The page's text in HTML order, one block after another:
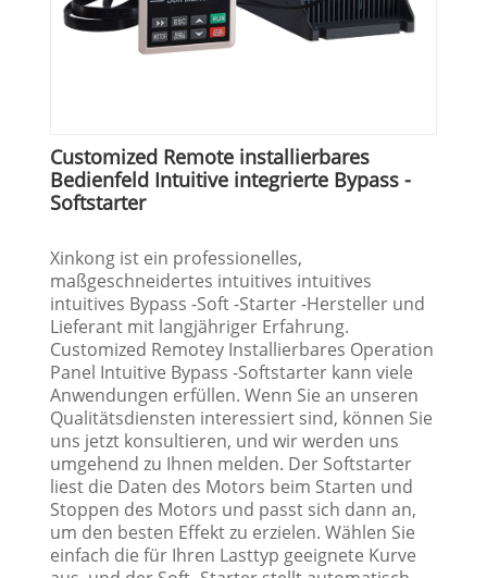
Customized Remote installierbares
Bedienfeld Intuitive integrierte Bypass -
Softstarter
Xinkong ist ein professionelles,
maßgeschneidertes intuitives intuitives
intuitives Bypass -Soft -Starter -Hersteller und
Lieferant mit langjähriger Erfahrung.
Customized Remotey Installierbares Operation
Panel Intuitive Bypass -Softstarter kann viele
Anwendungen erfüllen. Wenn Sie an unseren
Qualitätsdiensten interessiert sind, können Sie
uns jetzt konsultieren, und wir werden uns
umgehend zu Ihnen melden. Der Softstarter
liest die Daten des Motors beim Starten und
Stoppen des Motors und passt sich dann an,
um den besten Effekt zu erzielen. Wählen Sie
einfach die für Ihren Lasttyp geeignete Kurve